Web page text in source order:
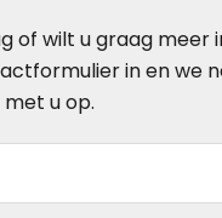
of wilt u graag meer
in en we
u op.